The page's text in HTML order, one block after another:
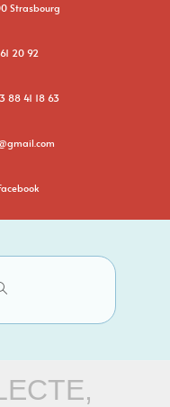
Strasbourg
20 92
88 41 18 63